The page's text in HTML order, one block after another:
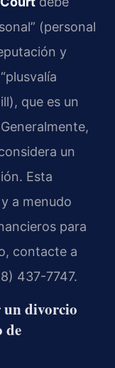
(personal
y
que es un
un
Esta
a menudo
para
contacte a
437-7747.
un divorcio
de